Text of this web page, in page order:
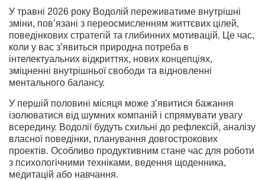
У травні 2026 року Водолій переживатиме внутрішні
зміни, пов’язані з переосмисленням життєвих цілей,
поведінкових стратегій та глибинних мотивацій. Це час,
коли у вас з’явиться природна потреба в
інтелектуальних відкриттях, нових концепціях,
зміцненні внутрішньої свободи та відновленні
ментального балансу.
У першій половині місяця може з’явитися бажання
ізолюватися від шумних компаній і спрямувати увагу
всередину. Водолії будуть схильні до рефлексій, аналізу
власної поведінки, планування довгострокових
проектів. Особливо продуктивним стане час для роботи
з психологічними техніками, ведення щоденника,
медитацій або навчання.